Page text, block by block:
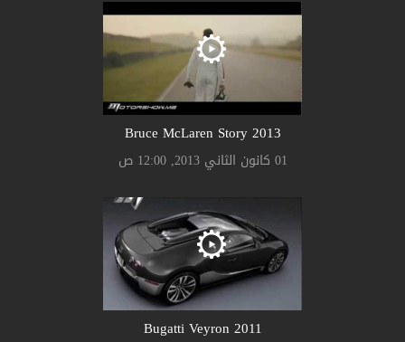
Bruce McLaren Story 2013
01 كانون الثاني 2013, 12:00 ص
Bugatti Veyron 2011